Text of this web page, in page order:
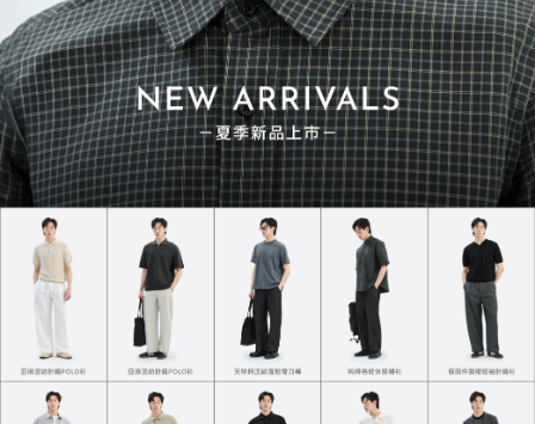
質感TEE 7.0
NT$730NT$780
超級重磅TEE
NT$748NT$850